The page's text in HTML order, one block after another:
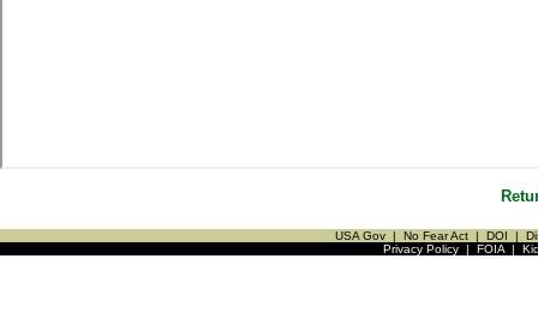
USA Gov | No Fear Act | DOI |
Privacy Policy| FOIA|